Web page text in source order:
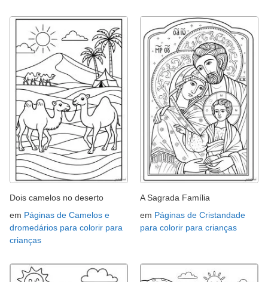
Dois camelos no deserto
em Páginas de Camelos e
dromedários para colorir para
crianças
A Sagrada Família
em Páginas de Cristandade
para colorir para crianças